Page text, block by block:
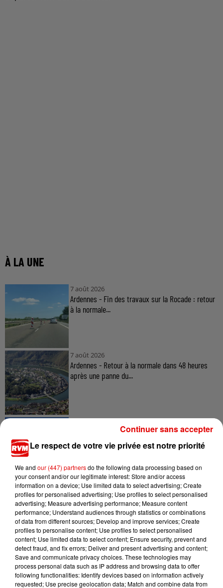
À LA UNE
7 août 2026
Ardennes - Fin des travaux sur la Rocade : retour
à la normale...
7 août 2026
Ardennes - Retour à la normale dans 48 heures
après une panne du...
Ardennes - Un réveil frais ce vendredi avant le
retour de la canicule
7 août 2026
Ardennes - Woinic, le plus grand sanglier du
monde, fête ses 18 ans
Le respect de votre vie privée est notre priorité
We and our (447) partnersdo the following data processing based on
your consent and/or our legitimate interest: Store and/or access
information on a device; Use limited data to select advertising; Create
profiles for personalised advertising; Use profiles to select personalised
advertising; Measure advertising performance; Measure content
performance; Understand audiences through statistics or combinations
of data from different sources; Develop and improve services; Create
profiles to personalise content; Use profiles to select personalised
content; Use limited data to select content; Ensure security, prevent and
detect fraud, and fix errors; Deliver and present advertising and content;
Save and communicate privacy choices. These technologies may
process personal data such as IP address and browsing data to offer
following functionalities: Identify devices based on information actively
requested; Use precise geolocation data; Match and combine data from
Continuer sans accepter